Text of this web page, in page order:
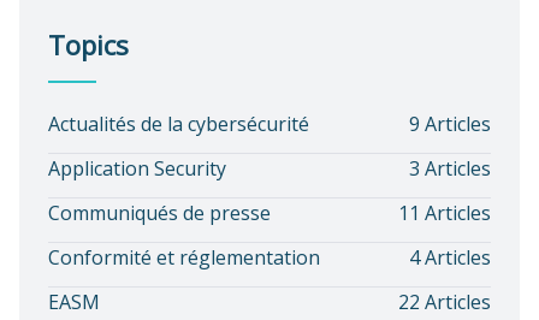
Topics
Actualités de la cybersécurité
9 Articles
Application Security
3 Articles
Communiqués de presse
11 Articles
Conformité et réglementation
4 Articles
EASM
22 Articles